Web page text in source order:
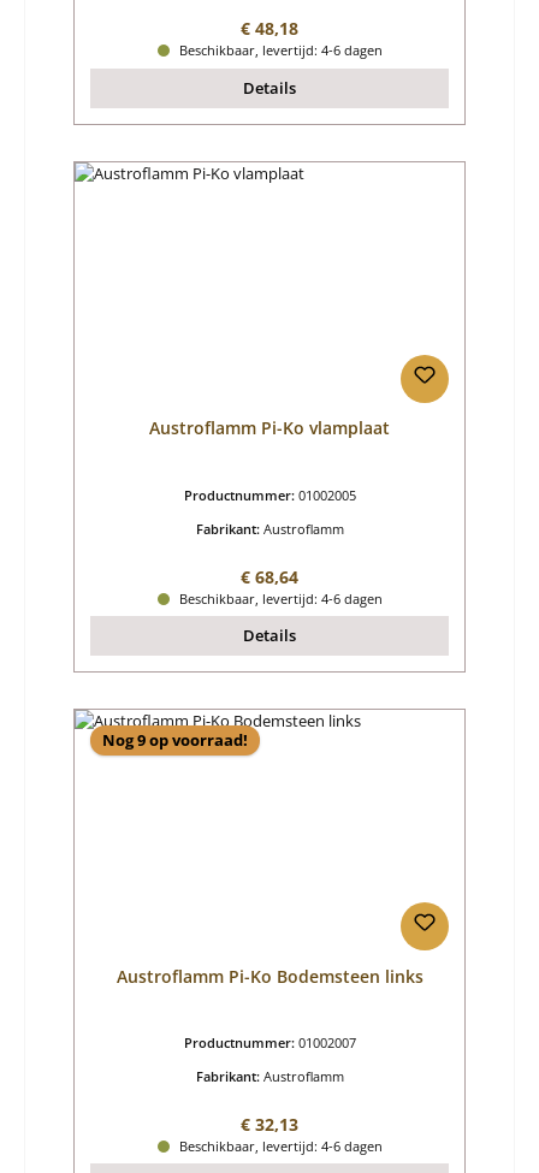
Normale prijs:
€ 48,18
Beschikbaar, levertijd: 4-6 dagen
Details
Austroflamm Pi-Ko vlamplaat
Productnummer: 01002005
Fabrikant: Austroflamm
Normale prijs:
€ 68,64
Beschikbaar, levertijd: 4-6 dagen
Details
Nog 9 op voorraad!
Austroflamm Pi-Ko Bodemsteen links
Productnummer: 01002007
Fabrikant: Austroflamm
Normale prijs:
€ 32,13
Beschikbaar, levertijd: 4-6 dagen